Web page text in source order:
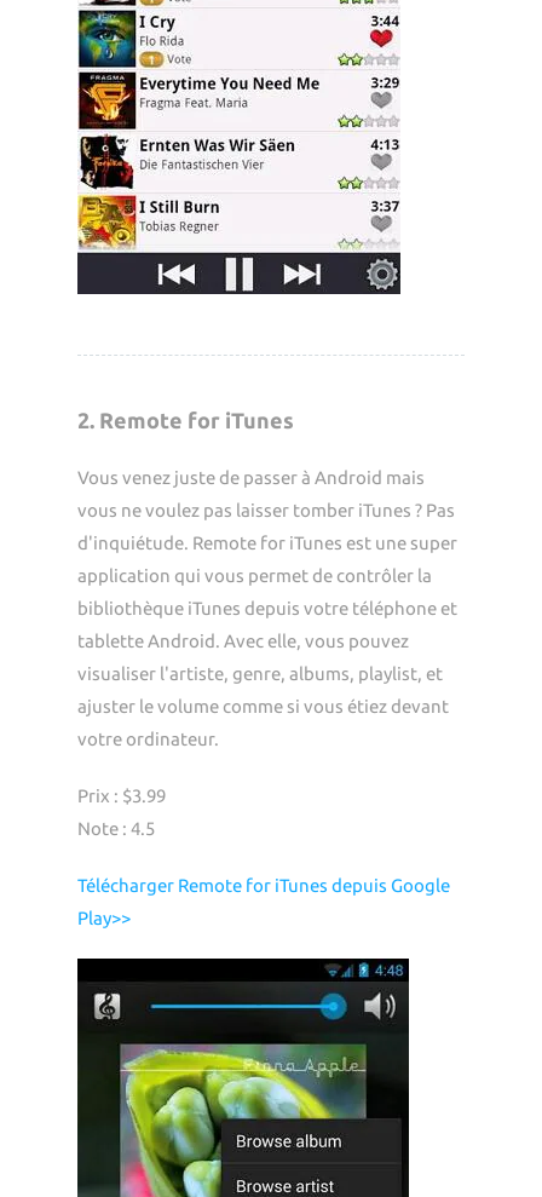
2. Remote for iTunes
Vous venez juste de passer à Android mais
vous ne voulez pas laisser tomber iTunes ? Pas
d'inquiétude. Remote for iTunes est une super
application qui vous permet de contrôler la
bibliothèque iTunes depuis votre téléphone et
tablette Android. Avec elle, vous pouvez
visualiser l'artiste, genre, albums, playlist, et
ajuster le volume comme si vous étiez devant
votre ordinateur.
Prix : $3.99
Note : 4.5
Télécharger Remote for iTunes depuis Google
Play>>